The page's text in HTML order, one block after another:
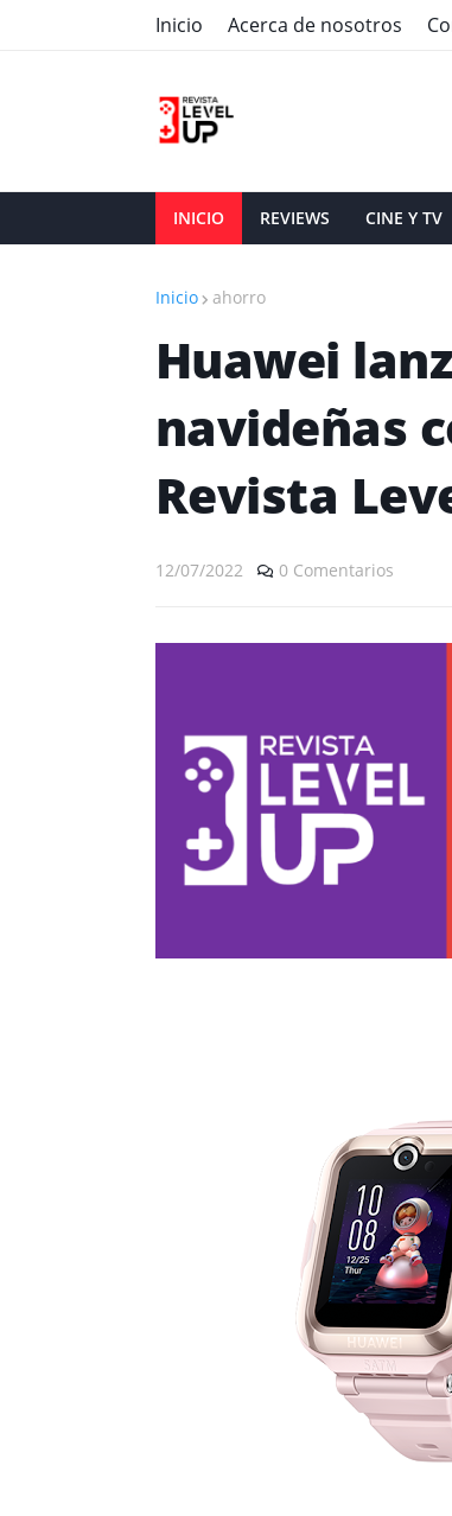
Inicio Acerca de nosotros
INICIO REVIEWS CINE Y TV
Inicio ahorro
Huawei
navideñas
Revista
12/07/2022 0 Comentarios